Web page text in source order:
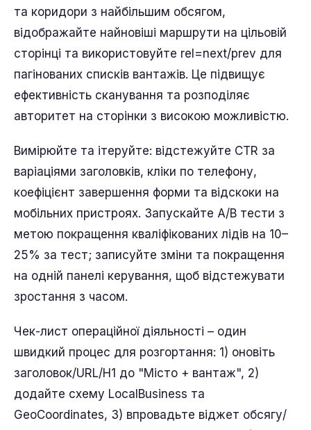
та коридори з найбільшим обсягом,
відображайте найновіші маршрути на цільовій
сторінці та використовуйте rel=next/prev для
пагінованих списків вантажів. Це підвищує
ефективність сканування та розподіляє
авторитет на сторінки з високою можливістю.
Вимірюйте та ітеруйте: відстежуйте CTR за
варіаціями заголовків, кліки по телефону,
коефіцієнт завершення форми та відскоки на
мобільних пристроях. Запускайте A/B тести з
метою покращення кваліфікованих лідів на 10–
25% за тест; записуйте зміни та покращення
на одній панелі керування, щоб відстежувати
зростання з часом.
Чек-лист операційної діяльності – один
швидкий процес для розгортання: 1) оновіть
заголовок/URL/H1 до "Місто + вантаж", 2)
додайте схему LocalBusiness та
GeoCoordinates, 3) впровадьте віджет обсягу/